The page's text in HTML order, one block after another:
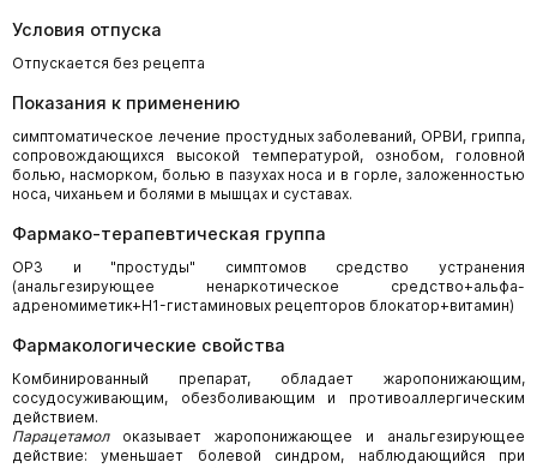
Условия отпуска
Отпускается без рецепта
Показания к применению
симптоматическое лечение простудных заболеваний, ОРВИ, гриппа,
сопровождающихся высокой температурой, ознобом, головной
болью, насморком, болью в пазухах носа и в горле, заложенностью
носа, чиханьем и болями в мышцах и суставах.
Фармако-терапевтическая группа
ОРЗ и "простуды" симптомов средство устранения
(анальгезирующее ненаркотическое средство+альфа-
адреномиметик+H1-гистаминовых рецепторов блокатор+витамин)
Фармакологические свойства
Комбинированный препарат, обладает жаропонижающим,
сосудосуживающим, обезболивающим и противоаллергическим
действием.
Парацетамолоказывает жаропонижающее и анальгезирующее
действие: уменьшает болевой синдром, наблюдающийся при